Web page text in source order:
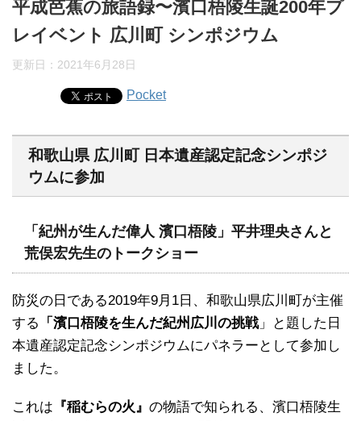
平成芭蕉の旅語録〜濱口梧陵生誕200年プ
レイベント 広川町 シンポジウム
更新日： 2021年6月28日
Pocket
和歌山県 広川町 日本遺産認定記念シンポジ
ウムに参加
「紀州が生んだ偉人 濱口梧陵」平井理央さんと
荒俣宏先生のトークショー
防災の日である2019年9月1日、和歌山県広川町が主催
する
「濱口梧陵を生んだ紀州広川の挑戦」と題した日
本遺産認定記念シンポジウムにパネラーとして参加し
ました。
これは 『稲むらの火』 の物語で知られる、濱口梧陵生